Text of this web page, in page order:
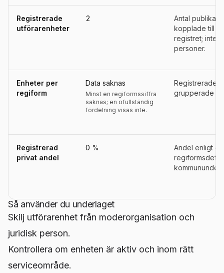
Registrerade
utförarenheter
2
Antal publika
kopplade till
registret; inte
personer.
Enheter per
regiform
Data saknas
Minst en regiformssiffra
saknas; en ofullständig
fördelning visas inte.
Registrerade
grupperade
Registrerad
privat andel
0 %
Andel enligt
Så använder du underlaget
Skilj utförarenhet från moderorganisation och
juridisk person.
Kontrollera om enheten är aktiv och inom rätt
serviceområde.